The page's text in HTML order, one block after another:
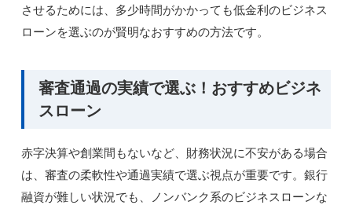
させるためには、多少時間がかかっても低金利のビジネス
ローンを選ぶのが賢明なおすすめの方法です。
審査通過の実績で選ぶ！おすすめビジネ
スローン
赤字決算や創業間もないなど、財務状況に不安がある場合
は、審査の柔軟性や通過実績で選ぶ視点が重要です。銀行
融資が難しい状況でも、ノンバンク系のビジネスローンな